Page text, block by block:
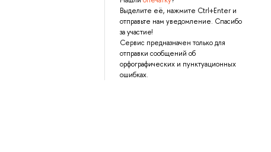
Выделите её, нажмите Ctrl+Enter и
отправьте нам уведомление. Спасибо
за участие!
Сервис предназначен только для
отправки сообщений об
орфографических и пунктуационных
ошибках.